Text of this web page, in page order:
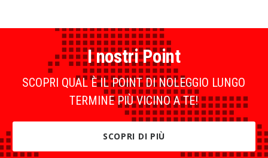
I nostri Point
SCOPRI QUAL È IL POINT DI NOLEGGIO LUNGO
TERMINE PIÙ VICINO A TE!
SCOPRI DI PIÙ